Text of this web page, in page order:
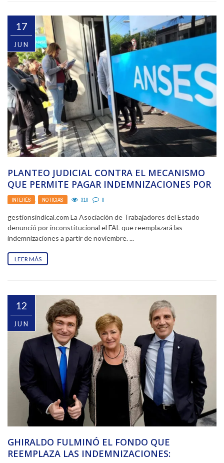
17
JUN
PLANTEO JUDICIAL CONTRA EL MECANISMO
QUE PERMITE PAGAR INDEMNIZACIONES POR
DESPIDO CON PLATA DE JUBILACIONES
INTERÉS NOTICIAS 310 0
gestionsindical.com La Asociación de Trabajadores del Estado
denunció por inconstitucional el FAL que reemplazará las
indemnizaciones a partir de noviembre. ...
LEER MÁS
12
JUN
GHIRALDO FULMINÓ EL FONDO QUE
REEMPLAZA LAS INDEMNIZACIONES: